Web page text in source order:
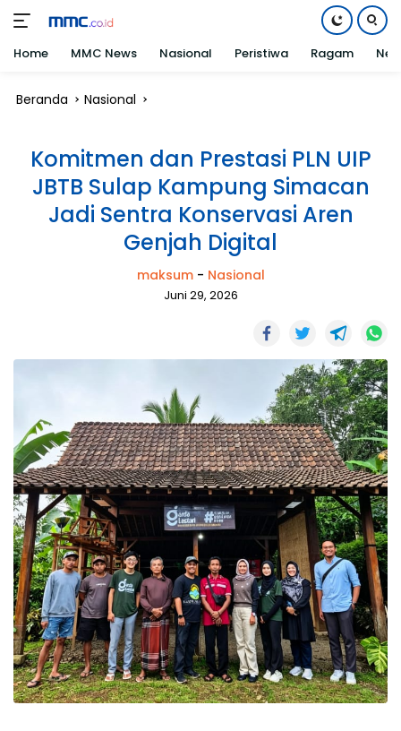
Home MMC News Nasional Peristiwa Ragam
Beranda Nasional
Komitmen dan Prestasi PLN UIP
JBTB Sulap Kampung Simacan
Jadi Sentra Konservasi Aren
Genjah Digital
maksum- Nasional
Juni 29, 2026